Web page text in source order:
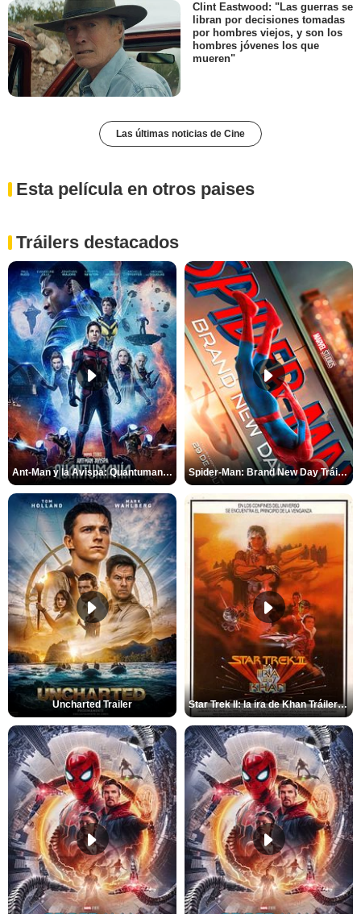
Clint Eastwood: "Las guerras se
libran por decisiones tomadas
por hombres viejos, y son los
hombres jóvenes los que
mueren"
Las últimas noticias de Cine
Esta película en otros paises
Tráilers destacados
Ant-Man y la Avispa: Quantumanía Tráiler (2) Spider-Man: Brand New Day Tráiler (3)
Uncharted Trailer Star Trek II: la ira de Khan Tráiler VO